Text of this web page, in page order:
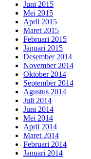
Juni 2015
Mei 2015
April 2015
Maret 2015
Februari 2015
Januari 2015
Desember 2014
November 2014
Oktober 2014
September 2014
Agustus 2014
Juli 2014
Juni 2014
Mei 2014
April 2014
Maret 2014
Februari 2014
Januari 2014